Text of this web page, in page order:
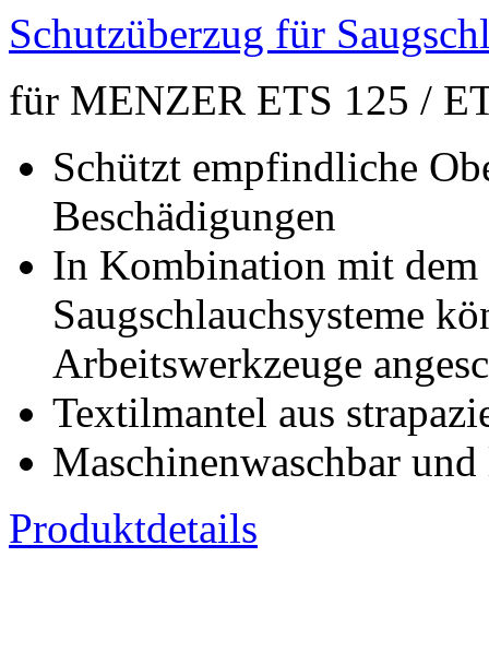
Schutzüberzug für
für MENZER ETS 125 /
Schützt empfindliche
Beschädigungen
In Kombination mit
Saugschlauchsysteme
Arbeitswerkzeuge
Textilmantel aus
Maschinenwaschbar
Produktdetails